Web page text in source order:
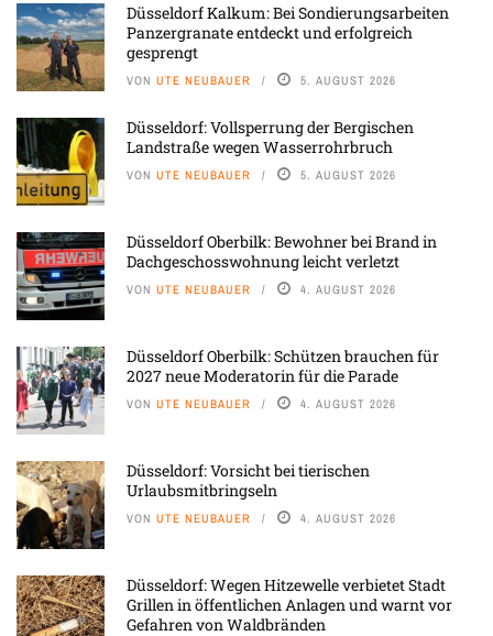
Düsseldorf Kalkum: Bei Sondierungsarbeiten
Panzergranate entdeckt und erfolgreich
gesprengt
VON UTE NEUBAUER 5. AUGUST 2026
Düsseldorf: Vollsperrung der Bergischen
Landstraße wegen Wasserrohrbruch
VON UTE NEUBAUER 5. AUGUST 2026
Düsseldorf Oberbilk: Bewohner bei Brand in
Dachgeschosswohnung leicht verletzt
VON UTE NEUBAUER 4. AUGUST 2026
Düsseldorf Oberbilk: Schützen brauchen für
2027 neue Moderatorin für die Parade
VON UTE NEUBAUER 4. AUGUST 2026
Düsseldorf: Vorsicht bei tierischen
Urlaubsmitbringseln
VON UTE NEUBAUER 4. AUGUST 2026
Düsseldorf: Wegen Hitzewelle verbietet Stadt
Grillen in öffentlichen Anlagen und warnt vor
Gefahren von Waldbränden